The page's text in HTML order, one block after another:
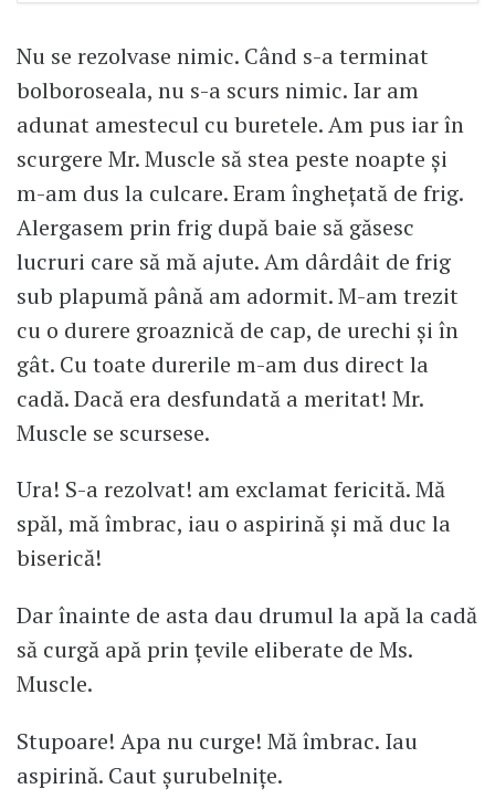
Nu se rezolvase nimic. Când s-a terminat
bolboroseala, nu s-a scurs nimic. Iar am
adunat amestecul cu buretele. Am pus iar în
scurgere Mr. Muscle să stea peste noapte și
m-am dus la culcare. Eram înghețată de frig.
Alergasem prin frig după baie să găsesc
lucruri care să mă ajute. Am dârdâit de frig
sub plapumă până am adormit. M-am trezit
cu o durere groaznică de cap, de urechi și în
gât. Cu toate durerile m-am dus direct la
cadă. Dacă era desfundată a meritat! Mr.
Muscle se scursese.
Ura! S-a rezolvat! am exclamat fericită. Mă
spăl, mă îmbrac, iau o aspirină și mă duc la
biserică!
Dar înainte de asta dau drumul la apă la cadă
să curgă apă prin țevile eliberate de Ms.
Muscle.
Stupoare! Apa nu curge! Mă îmbrac. Iau
aspirină. Caut șurubelnițe.